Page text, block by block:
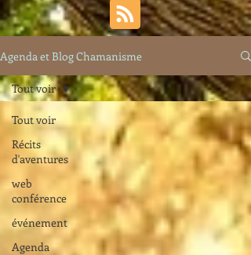
Agenda et Blog Chamanisme
Tout voir
Récits
d'aventures
web
conférence
événement
Agenda
Tout voir